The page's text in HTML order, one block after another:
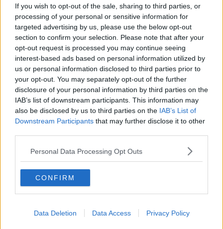
If you wish to opt-out of the sale, sharing to third parties, or
processing of your personal or sensitive information for
targeted advertising by us, please use the below opt-out
section to confirm your selection. Please note that after your
opt-out request is processed you may continue seeing
interest-based ads based on personal information utilized by
us or personal information disclosed to third parties prior to
your opt-out. You may separately opt-out of the further
disclosure of your personal information by third parties on the
IAB’s list of downstream participants. This information may
also be disclosed by us to third parties on the IAB’s List of
Downstream Participants that may further disclose it to other
Personal Data Processing Opt Outs
CONFIRM
Data Deletion Data Access Privacy Policy
​L’urlo e gli inglesi
Carrà
Può darsi
Europei
Acciaio
Il Presidente
​Il Giro
Insopportabile
​Mentre
Luana
​Ci vuole Fedez
​Cronaca di un vaccino annunciato
​Liberazione
Esternazioni
Nazionali
​Ricorrenze e celebrazioni
​Crapa pelada
​I soliti noti
​Vaccine Easing